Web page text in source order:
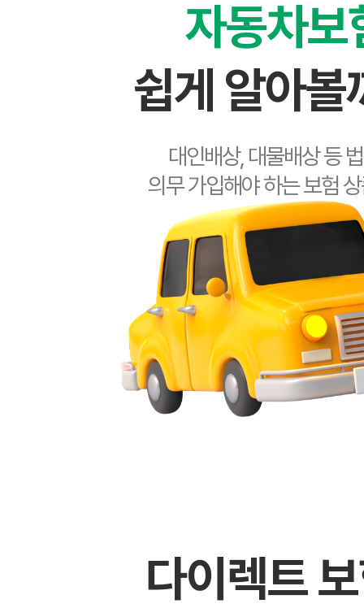
김** 보험나이 50
조** 보험나이 25
박** 보험나이 44
자동차보
쉽게 알아볼
대인배상, 대물배상 등
의무 가입해야 하는 보험
다이렉트